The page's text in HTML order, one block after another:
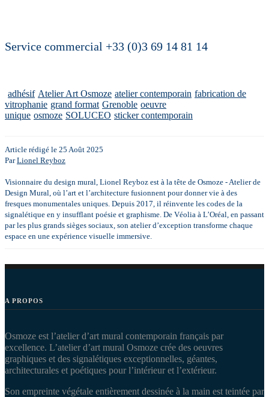
Service commercial +33 (0)3 69 14 81 14
adhésif Atelier Art Osmoze atelier contemporain fabrication de
vitrophanie grand format Grenoble oeuvre
unique osmoze SOLUCEO sticker contemporain
Article rédigé le 25 Août 2025
ParLionel Reyboz
Visionnaire du design mural, Lionel Reyboz est à la tête de Osmoze - Atelier de
Design Mural, où l’art et l’architecture fusionnent pour donner vie à des
fresques monumentales uniques. Depuis 2017, il réinvente les codes de la
signalétique en y insufflant poésie et graphisme. De Véolia à L’Oréal, en passant
par les plus grands sièges sociaux, son atelier d’exception transforme chaque
espace en une expérience visuelle immersive.
A PROPOS
Osmoze est l’atelier d’art mural contemporain français par
excellence. L’atelier d’art mural Osmoze crée des oeuvres
graphiques et des signalétiques exceptionnelles, géantes,
architecturales et poétiques pour l’intérieur et l’extérieur.
Son empreinte végétale entièrement dessinée à la main est teintée par